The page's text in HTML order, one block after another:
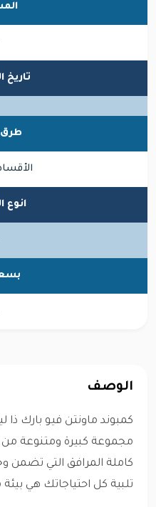
تاريخ
طرق
الأقساط 9
انوع
الوصف
مجموعة كبيرة ومتنوعة من
كاملة المرافق التي تضمن
تلبية كل احتياجاتك هي